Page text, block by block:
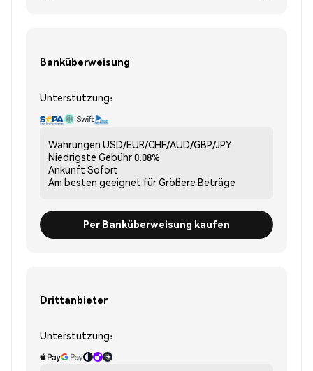
Banküberweisung
Unterstützung:
Währungen USD/EUR/CHF/AUD/GBP/JPY
Niedrigste Gebühr0.08%
Ankunft Sofort
Am besten geeignet fürGrößere Beträge
Per Banküberweisung kaufen
Drittanbieter
Unterstützung: